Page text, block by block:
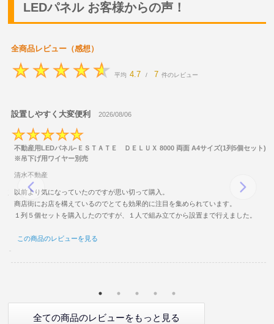
LEDパネル お客様からの声！
全商品レビュー（感想）
平均 4.7 / 7 件のレビュー
設置しやすく大変便利 2026/08/06
不動産用LEDパネル-ＥＳＴＡＴＥ ＤＥＬＵＸ 8000 両面 A4サイズ(1列5個セット)
※吊下げ用ワイヤー別売
清水不動産
以前より気になっていたのですが思い切って購入。
商店街にお店を構えているのでとても効果的に注目を集められています。
１列５個セットを購入したのですが、１人で組み立てから設置まで行えました。
この商品のレビューを見る
全ての商品のレビューをもっと見る